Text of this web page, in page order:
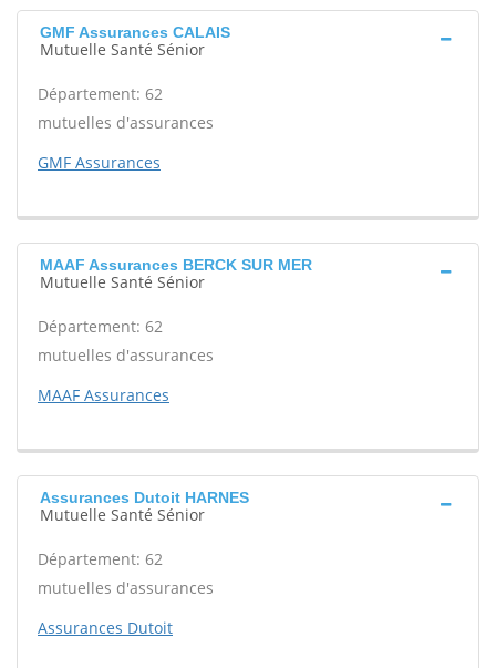
GMF Assurances CALAIS
Mutuelle Santé Sénior
Département: 62
mutuelles d'assurances
GMF Assurances
MAAF Assurances BERCK SUR MER
Mutuelle Santé Sénior
Département: 62
mutuelles d'assurances
MAAF Assurances
Assurances Dutoit HARNES
Mutuelle Santé Sénior
Département: 62
mutuelles d'assurances
Assurances Dutoit